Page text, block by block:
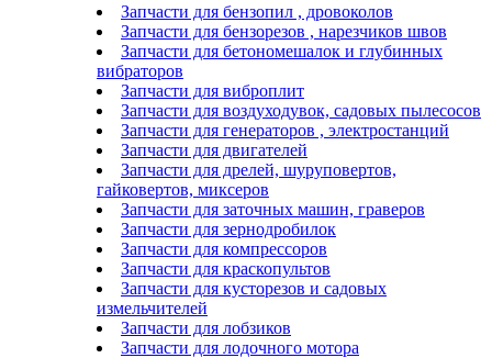
Запчасти для бензопил , дровоколов
Запчасти для бензорезов , нарезчиков швов
Запчасти для бетономешалок и глубинных
вибраторов
Запчасти для виброплит
Запчасти для воздуходувок, садовых пылесосов
Запчасти для генераторов , электростанций
Запчасти для двигателей
Запчасти для дрелей, шуруповертов,
гайковертов, миксеров
Запчасти для заточных машин, граверов
Запчасти для зернодробилок
Запчасти для компрессоров
Запчасти для краскопультов
Запчасти для кусторезов и садовых
измельчителей
Запчасти для лобзиков
Запчасти для лодочного мотора